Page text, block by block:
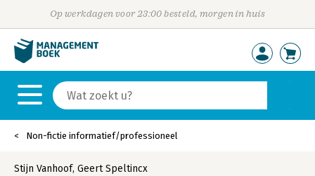
Op werkdagen voor 23:00 besteld, morgen in huis
Non-fictie informatief/professioneel
Stijn Vanhoof, Geert Speltincx